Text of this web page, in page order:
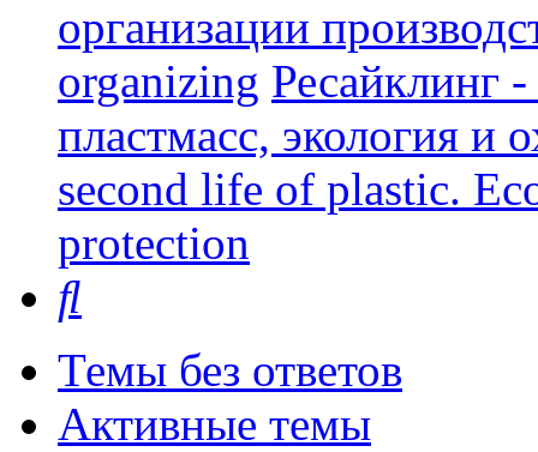
организации
organizing Ресайклинг
пластмасс, экология и
second life of plastic.
protection
Темы без ответов
Активные темы